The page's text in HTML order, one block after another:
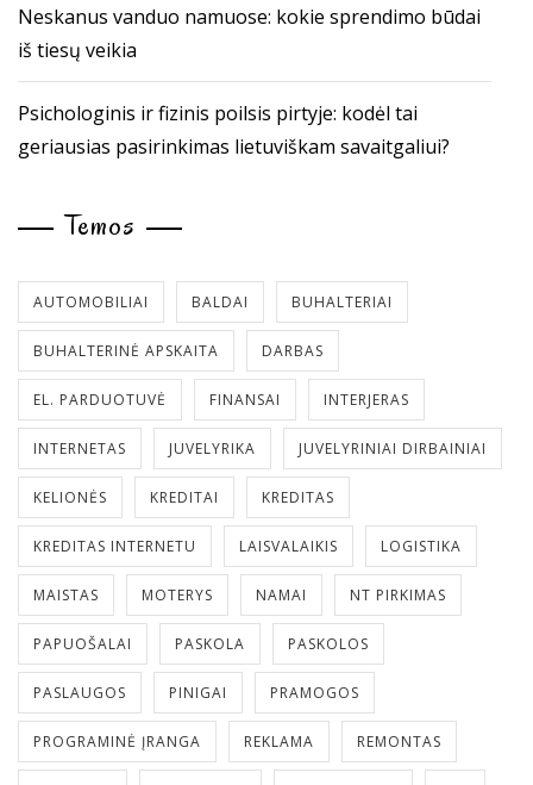
Neskanus vanduo namuose: kokie sprendimo būdai
iš tiesų veikia
Psichologinis ir fizinis poilsis pirtyje: kodėl tai
geriausias pasirinkimas lietuviškam savaitgaliui?
Temos
AUTOMOBILIAI BALDAI BUHALTERIAI
BUHALTERINĖ APSKAITA DARBAS
EL. PARDUOTUVĖ FINANSAI INTERJERAS
INTERNETAS JUVELYRIKA JUVELYRINIAI DIRBAINIAI
KELIONĖS KREDITAI KREDITAS
KREDITAS INTERNETU LAISVALAIKIS LOGISTIKA
MAISTAS MOTERYS NAMAI NT PIRKIMAS
PAPUOŠALAI PASKOLA PASKOLOS
PASLAUGOS PINIGAI PRAMOGOS
PROGRAMINĖ ĮRANGA REKLAMA REMONTAS